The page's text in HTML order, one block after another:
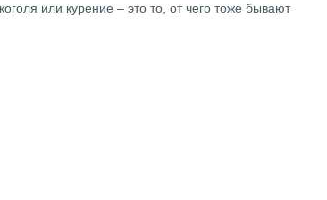
или курение – это то, от чего тоже бывают